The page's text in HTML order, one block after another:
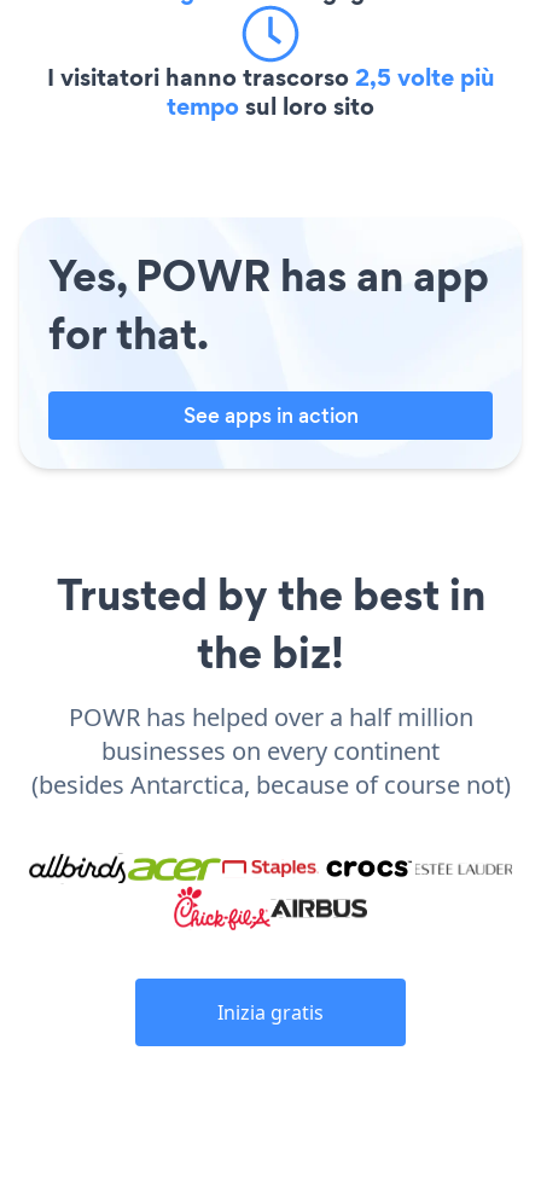
I visitatori hanno trascorso2,5 volte più
temposul loro sito
Yes, POWR has an app
for that.
See apps in action
Trusted by the best in
the biz!
POWR has helped over a half million
businesses on every continent
(besides Antarctica, because of course not)
Inizia gratis